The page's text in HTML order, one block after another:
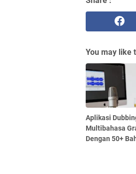
You may like
Aplikasi
Multibahasa
Dengan 50+